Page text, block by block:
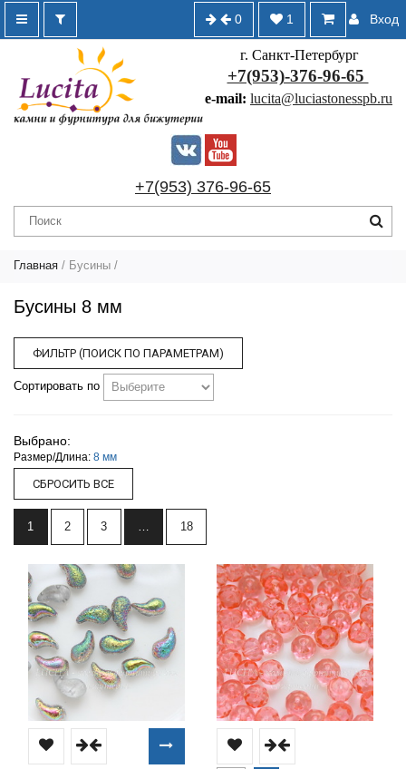
Вход
1
0
г. Санкт-Петербург
+7(953)-376-96-65
e-mail: lucita@luciastonesspb.ru
+7(953) 376-96-65
Главная / Бусины /
Бусины 8 мм
ФИЛЬТР (ПОИСК ПО ПАРАМЕТРАМ)
Сортировать по
Выбрано:
Размер/Длина: 8 мм
1 2 3 … 18